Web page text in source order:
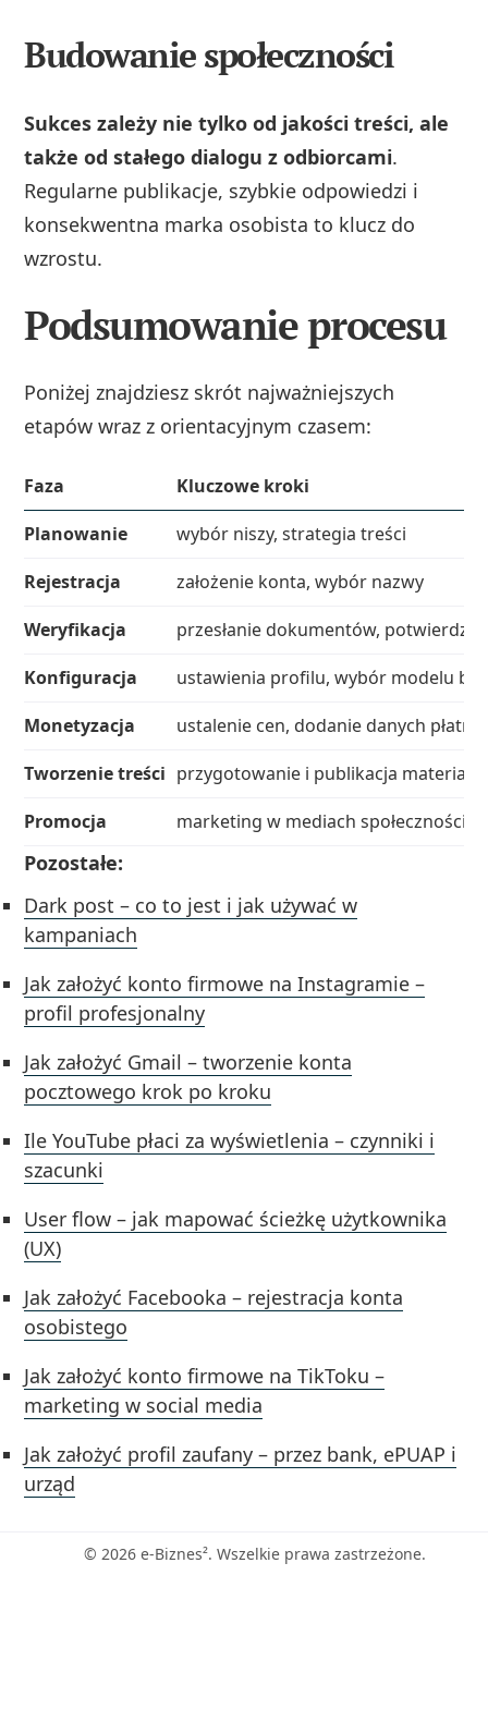
Budowanie społeczności
Sukces zależy nie tylko od jakości treści, ale
także od stałego dialogu z odbiorcami.
Regularne publikacje, szybkie odpowiedzi i
konsekwentna marka osobista to klucz do
wzrostu.
Podsumowanie procesu
Poniżej znajdziesz skrót najważniejszych
etapów wraz z orientacyjnym czasem:
Faza
Kluczowe kroki
Planowanie
wybór niszy, strategia treści
Rejestracja
założenie konta, wybór nazwy
Weryfikacja
przesłanie dokumentów,
Konfiguracja
ustawienia profilu, wybór modelu
Monetyzacja
ustalenie cen, dodanie danych
Tworzenie treści przygotowanie i publikacja
Promocja
marketing w mediach
Pozostałe:
Dark post – co to jest i jak używać w
kampaniach
Jak założyć konto firmowe na Instagramie –
profil profesjonalny
Jak założyć Gmail – tworzenie konta
pocztowego krok po kroku
Ile YouTube płaci za wyświetlenia – czynniki i
szacunki
User flow – jak mapować ścieżkę użytkownika
(UX)
Jak założyć Facebooka – rejestracja konta
osobistego
Jak założyć konto firmowe na TikToku –
marketing w social media
Jak założyć profil zaufany – przez bank, ePUAP i
urząd
© 2026 e-Biznes². Wszelkie prawa zastrzeżone.